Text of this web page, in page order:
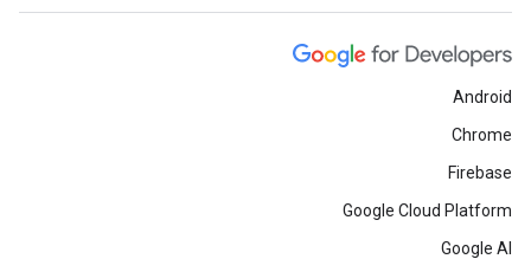
Android
Chrome
Firebase
Google Cloud Platform
Google AI